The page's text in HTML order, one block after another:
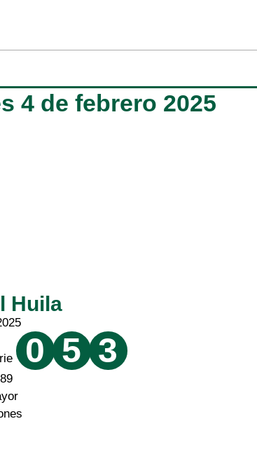
4 de febrero 2025
Huila
0 5 3